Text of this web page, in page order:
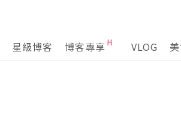
星級博客 博客專享 VLOG